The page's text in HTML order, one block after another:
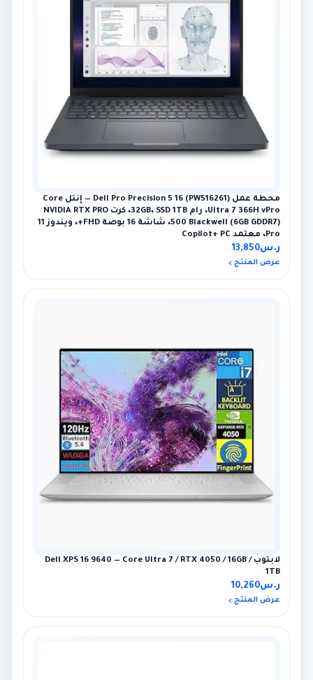
محطة عمل Dell Pro Precision 5 16 (PW516261) — إنتل Core
Ultra 7 366H vPro، رام 32GB، SSD 1TB، كرت NVIDIA RTX PRO
500 Blackwell (6GB GDDR7)، شاشة 16 بوصة FHD+، ويندوز 11
Pro، معتمد Copilot+ PC
ر.س13,850
عرض المنتج
لابتوب Dell XPS 16 9640 — Core Ultra 7 / RTX 4050 / 16GB /
1TB
ر.س10,260
عرض المنتج